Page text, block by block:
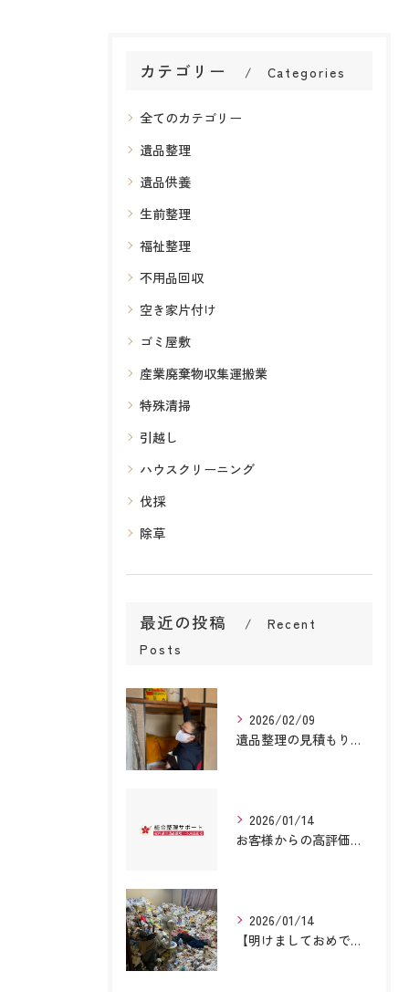
カテゴリー Categories
全てのカテゴリー
遺品整理
遺品供養
生前整理
福祉整理
不用品回収
空き家片付け
ゴミ屋敷
産業廃棄物収集運搬業
特殊清掃
引越し
ハウスクリーニング
伐採
除草
最近の投稿
Recent
Posts
2026/02/09
遺品整理の見積もりで迷っていませんか？即日対応・予算相談可能｜株式会社総合整理サポート
2026/01/14
お客様からの高評価の口コミをご紹介！総合整理サポート
2026/01/14
【明けましておめでとうございます】年始に空き家整理をお考えなら！安心のサービスを提供します！